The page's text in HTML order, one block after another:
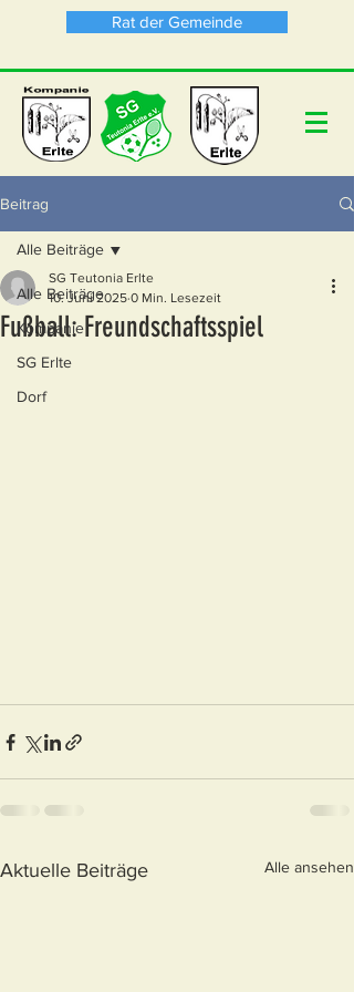
Rat der Gemeinde
Beitrag
Alle Beiträge
Kompanie
SG Erlte
Dorf
Alle Beiträge
Fußball: Freundschaftsspiel
SG Teutonia Erlte
10. Juni 2025 0 Min. Lesezeit
Aktuelle Beiträge Alle ansehen